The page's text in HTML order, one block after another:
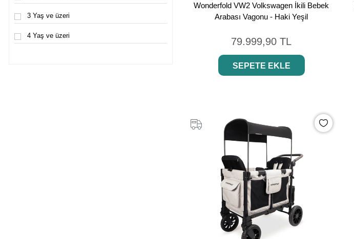
3 Yaş ve üzeri
4 Yaş ve üzeri
Wonderfold VW2 Volkswagen İkili Bebek
Arabası Vagonu - Haki Yeşil
79.999,90 TL
SEPETE EKLE